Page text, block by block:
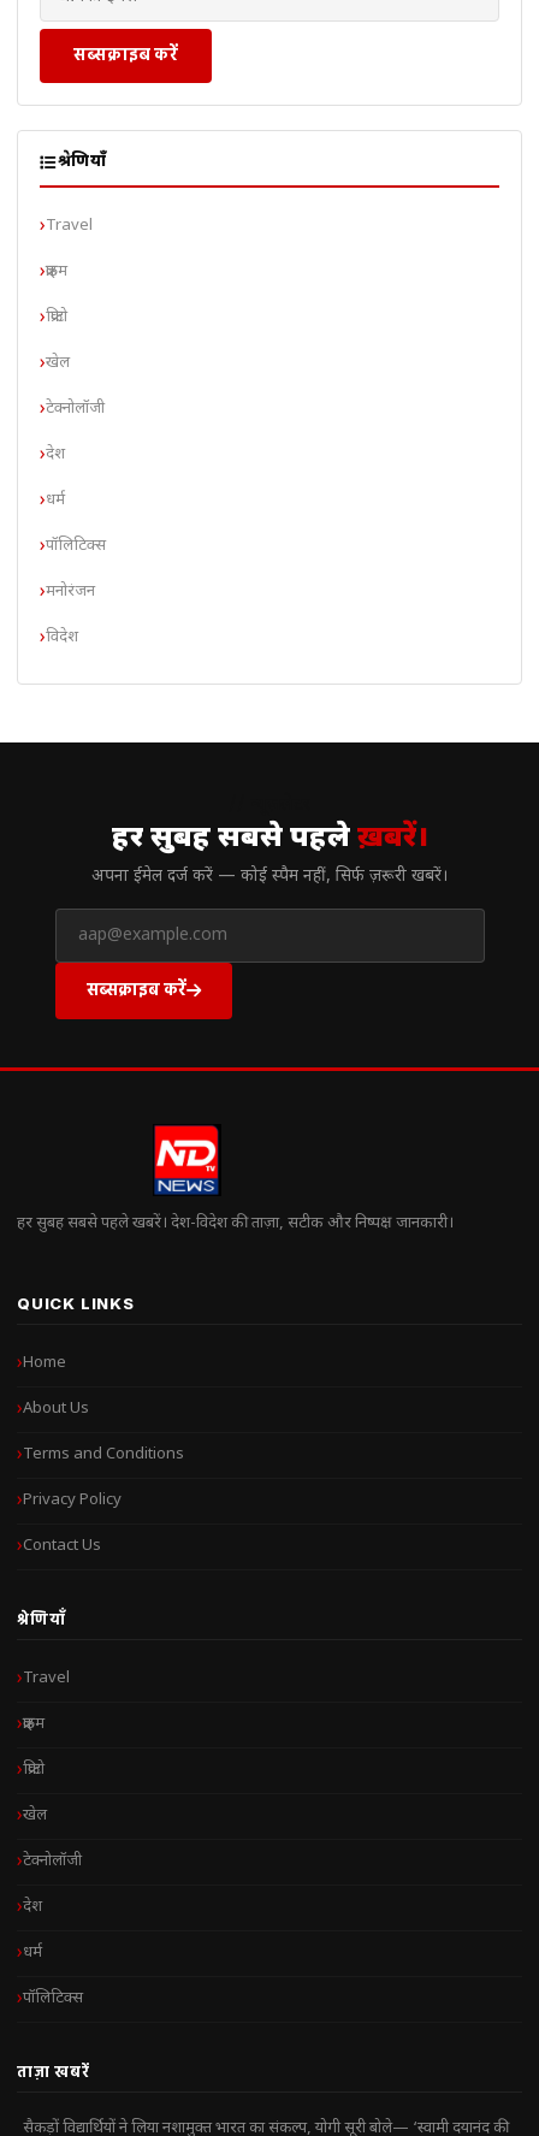
सब्सक्राइब करें
श्रेणियाँ
Travel
क्राइम
क्रिप्टो
खेल
टेक्नोलॉजी
देश
धर्म
पॉलिटिक्स
मनोरंजन
विदेश
हर सुबह सबसे पहलेख़बरें।
अपना ईमेल दर्ज करें — कोई स्पैम नहीं, सिर्फ ज़रूरी खबरें।
सब्सक्राइब करें
हर सुबह सबसे पहले खबरें। देश-विदेश की ताज़ा, सटीक और निष्पक्ष जानकारी।
QUICK LINKS
Home
About Us
Terms and Conditions
Privacy Policy
Contact Us
श्रेणियाँ
Travel
क्राइम
क्रिप्टो
खेल
टेक्नोलॉजी
देश
धर्म
पॉलिटिक्स
ताज़ा खबरें
सैकड़ों विद्यार्थियों ने लिया नशामुक्त भारत का संकल्प, योगी सूरी बोले— ‘स्वामी दयानंद की